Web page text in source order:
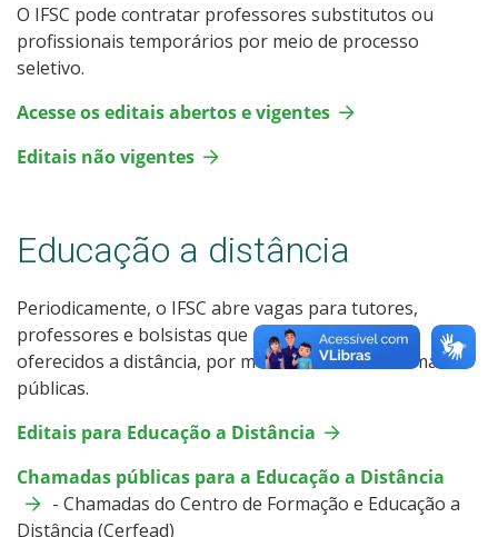
O IFSC pode contratar professores substitutos ou
profissionais temporários por meio de processo
seletivo.
Acesse os editais abertos e vigentes
Editais não vigentes
Educação a distância
Periodicamente, o IFSC abre vagas para tutores,
professores e bolsistas que atuam nos cursos
oferecidos a distância, por meio de editais e chamadas
públicas.
Editais para Educação a Distância
Chamadas públicas para a Educação a Distância
- Chamadas do Centro de Formação e Educação a
Distância (Cerfead)